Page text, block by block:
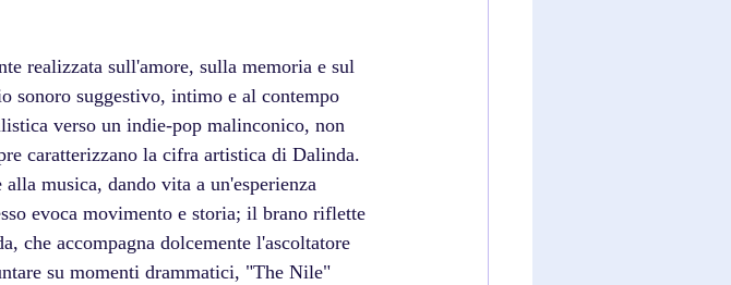
realizzata sull'amore, sulla memoria e sul
sonoro suggestivo, intimo e al contempo
verso un indie-pop malinconico, non
caratterizzano la cifra artistica di Dalinda.
musica, dando vita a un'esperienza
evoca movimento e storia; il brano riflette
che accompagna dolcemente l'ascoltatore
su momenti drammatici, "The Nile"